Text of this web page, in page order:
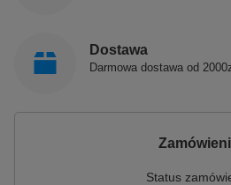
Dostawa
Darmowa dostawa od
Status